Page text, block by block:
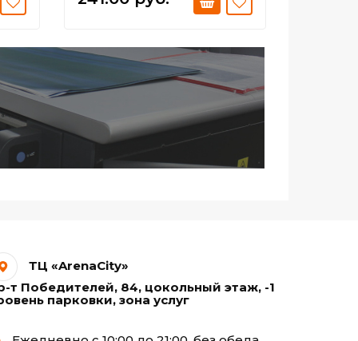
ТЦ «ArenaCity»
т Победителей, 84, цокольный этаж, -1
парковки, зона услуг